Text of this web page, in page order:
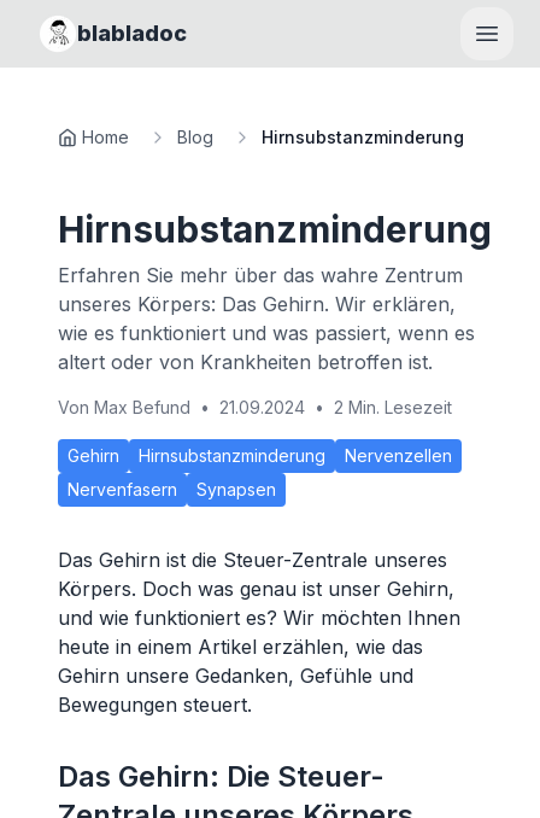
blabladoc
Home Blog Hirnsubstanzminderung
Hirnsubstanzminderung
Erfahren Sie mehr über das wahre Zentrum
unseres Körpers: Das Gehirn. Wir erklären,
wie es funktioniert und was passiert, wenn es
altert oder von Krankheiten betroffen ist.
Von Max Befund • 21.09.2024 • 2 Min. Lesezeit
Gehirn Hirnsubstanzminderung
Nervenzellen
Nervenfasern
Synapsen
Das Gehirn ist die Steuer-Zentrale unseres
Körpers. Doch was genau ist unser Gehirn,
und wie funktioniert es? Wir möchten Ihnen
heute in einem Artikel erzählen, wie das
Gehirn unsere Gedanken, Gefühle und
Bewegungen steuert.
Das Gehirn: Die Steuer-